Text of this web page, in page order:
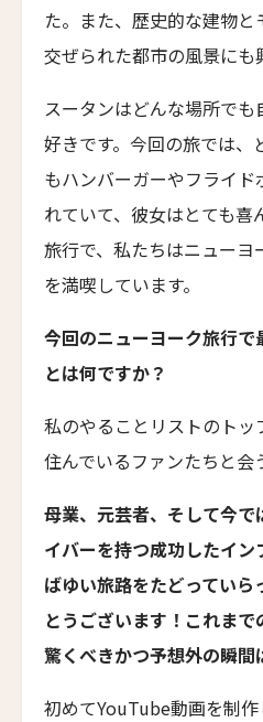
コンヴェント・フランチェ
Pine Trees Hotel
ウィンズローズ・バンガロ
Winslow's Bungalows
ライトハウス・ホテル
Lighthouse Hotel
エラズ・コテージズ
リドリー・ハウス
Ridley House
アゼライ・ケーガー・ベイ
Azerai Ke Ga Bay
アゼライ・ラ・レジデンス
Azerai La Residence
サンタ・ボカ
Santa Boka
ホテル・ベルクレア
Hotel Belleclaire
パークホテル・エーゲルナ
た。また、歴史的な建物
交ぜられた都市の風景にも
スータンはどんな場所で
好きです。今回の旅では、
もハンバーガーやフライ
れていて、彼女はとても喜
旅行で、私たちはニュー
を満喫しています。
今回のニューヨーク旅行で
とは何ですか？
私のやることリストのト
住んでいるファンたちと会
母業、元芸者、そして今で
イバーを持つ成功したイ
ばゆい旅路をたどってい
とうございます！これま
驚くべきかつ予想外の瞬間
初めてYouTube動画を制